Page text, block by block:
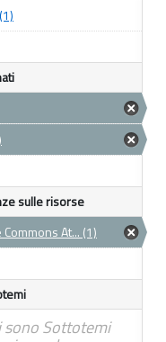
sulle risorse
Commons At... (1)
sono Sottotemi